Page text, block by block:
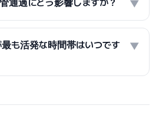
通過にどう影響しますか？ ▼
も活発な時間帯はいつです
▼